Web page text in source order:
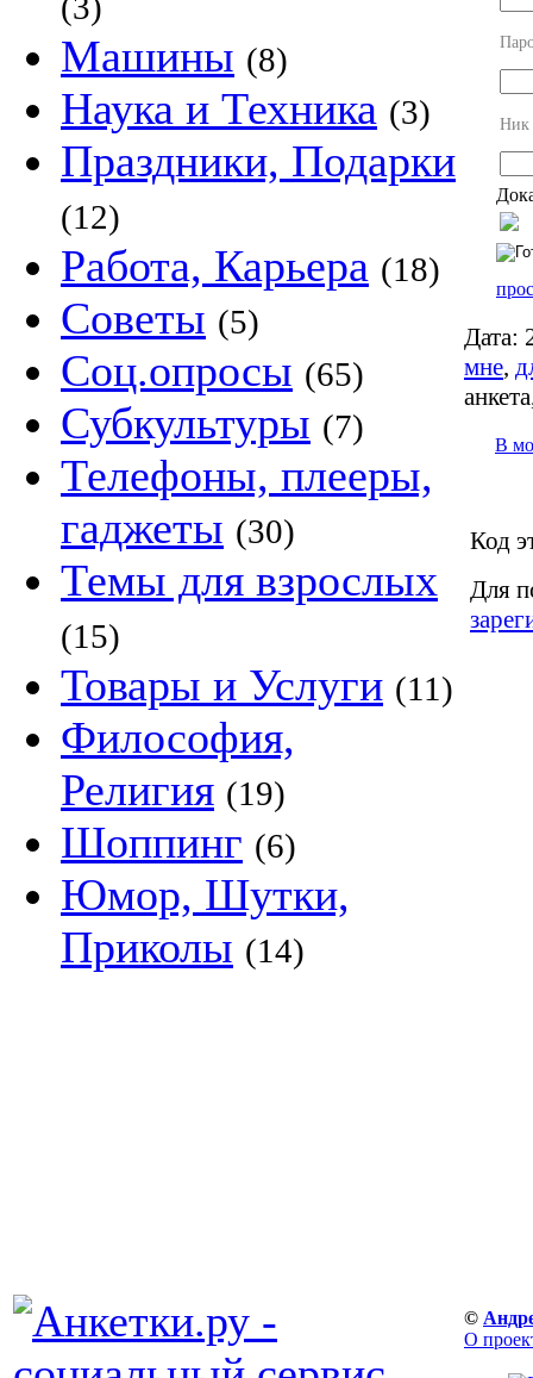
Машины (8)
Наука и Техника (3)
Праздники, Подарки
(12)
Работа, Карьера (18)
Советы (5)
Соц.опросы (65)
Субкультуры (7)
Телефоны, плееры,
гаджеты (30)
Темы для взрослых
(15)
Товары и Услуги (11)
Философия,
Религия (19)
Шоппинг (6)
Юмор, Шутки,
Приколы (14)
Ник
Дата:
мне,
В
Код
Для
©
О